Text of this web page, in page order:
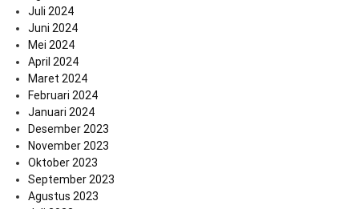
Juli 2024
Juni 2024
Mei 2024
April 2024
Maret 2024
Februari 2024
Januari 2024
Desember 2023
November 2023
Oktober 2023
September 2023
Agustus 2023